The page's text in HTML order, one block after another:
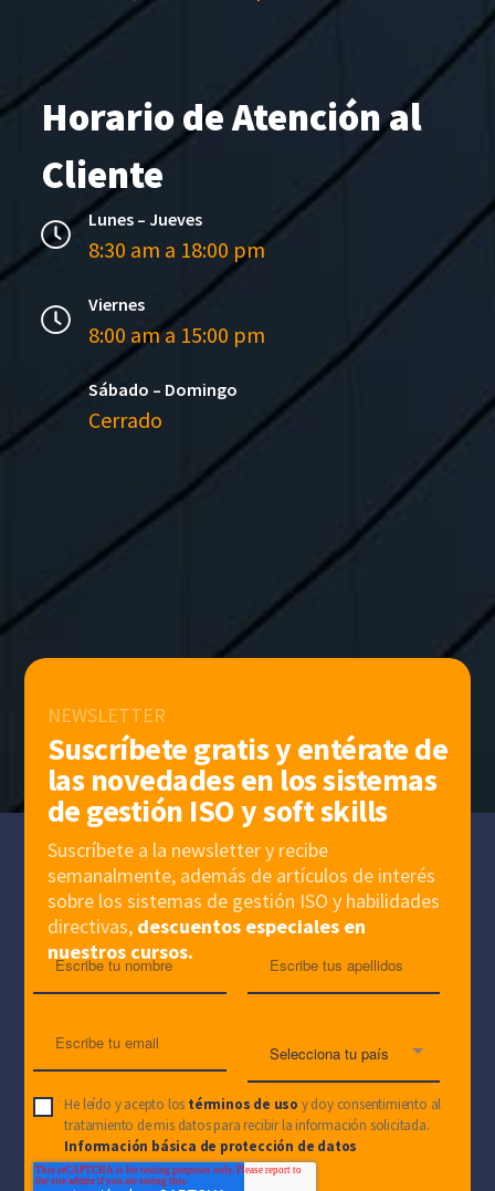
Horario de Atención al
Cliente
Lunes – Jueves
8:30 am a 18:00 pm
Viernes
8:00 am a 15:00 pm
Sábado – Domingo
Cerrado
NEWSLETTER
Suscríbete gratis y entérate de
las novedades en los sistemas
de gestión ISO y soft skills
Suscríbete a la newsletter y recibe
semanalmente, además de artículos de interés
sobre los sistemas de gestión ISO y habilidades
directivas, descuentos especiales en
nuestros cursos.
He leído y acepto los términos de uso y doy consentimiento al
tratamiento de mis datos para recibir la información solicitada.
Información básica de protección de datos